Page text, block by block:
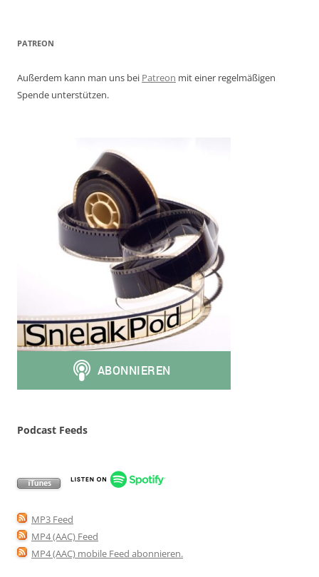
PATREON
Außerdem kann man uns bei Patreon mit einer regelmäßigen
Spende unterstützen.
Podcast Feeds
MP3 Feed
MP4 (AAC) Feed
MP4 (AAC) mobile Feed abonnieren.